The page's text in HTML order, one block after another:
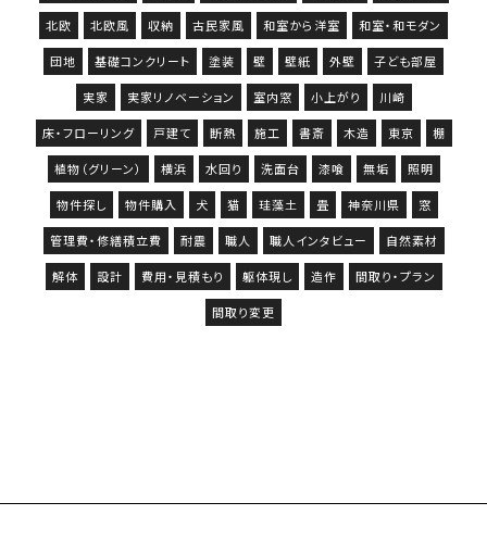
北欧 北欧風 収納 古民家風 和室から洋室 和室・和モダン
団地 基礎コンクリート 塗装 壁 壁紙 外壁 子ども部屋
実家 実家リノベーション 室内窓 小上がり 川崎
床・フローリング 戸建て 断熱 施工 書斎 木造 東京 棚
植物（グリーン） 横浜 水回り 洗面台 漆喰 無垢 照明
物件探し 物件購入 犬 猫 珪藻土 畳 神奈川県 窓
管理費・修繕積立費 耐震 職人 職人インタビュー 自然素材
解体 設計 費用・見積もり 躯体現し 造作 間取り・プラン
間取り変更